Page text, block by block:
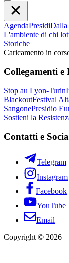
AgendaPresidiDalla
L'ambiente di chi
Storiche
Caricamento in
Collegamenti e
Stop au Lyon-Turin
BlackoutFestival
SangonePresidio
Sostieni la
Contatti e
Telegram
Instagram
Facebook
YouTube
Email
Copyright © 2026